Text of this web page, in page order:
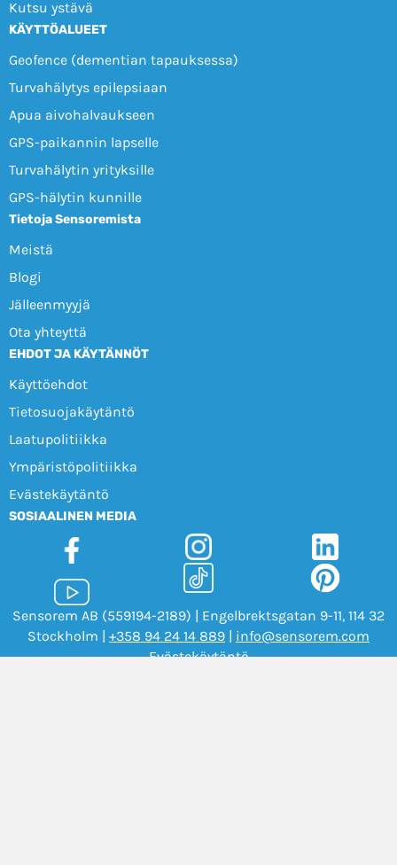
Kutsu ystävä
KÄYTTÖALUEET
Geofence (dementian tapauksessa)
Turvahälytys epilepsiaan
Apua aivohalvaukseen
GPS-paikannin lapselle
Turvahälytin yrityksille
GPS-hälytin kunnille
Tietoja Sensoremista
Meistä
Blogi
Jälleenmyyjä
Ota yhteyttä
EHDOT JA KÄYTÄNNÖT
Käyttöehdot
Tietosuojakäytäntö
Laatupolitiikka
Ympäristöpolitiikka
Evästekäytäntö
SOSIAALINEN MEDIA
Sensorem AB (559194-2189) | Engelbrektsgatan 9-11, 114 32
Stockholm | +358 94 24 14 889 | info@sensorem.com
Evästekäytäntö